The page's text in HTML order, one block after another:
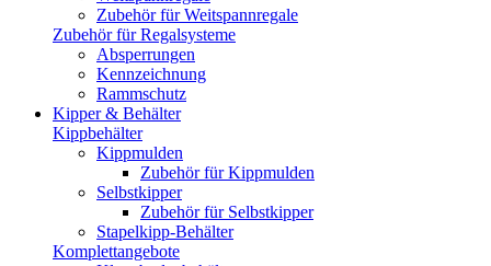
Zubehör für Weitspannregale
Zubehör für Regalsysteme
Absperrungen
Kennzeichnung
Rammschutz
Kipper & Behälter
Kippbehälter
Kippmulden
Zubehör für Kippmulden
Selbstkipper
Zubehör für Selbstkipper
Stapelkipp-Behälter
Komplettangebote